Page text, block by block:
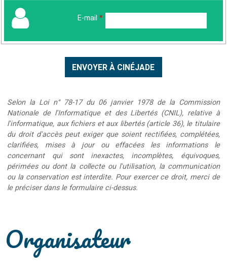
E-mail *
Selon la Loi n° 78-17 du 06 janvier 1978 de la Commission
Nationale de l'Informatique et des Libertés (CNIL), relative à
l'informatique, aux fichiers et aux libertés (article 36), le titulaire
du droit d'accès peut exiger que soient rectifiées, complétées,
clarifiées, mises à jour ou effacées les informations le
concernant qui sont inexactes, incomplètes, équivoques,
périmées ou dont la collecte ou l'utilisation, la communication
ou la conservation est interdite. Pour exercer ce droit, merci de
le préciser dans le formulaire ci-dessus.
Organisateur